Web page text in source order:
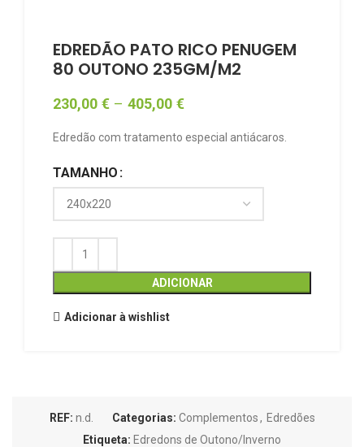
EDREDÃO PATO RICO PENUGEM
80 OUTONO 235GM/M2
230,00 € – 405,00 €
Edredão com tratamento especial antiácaros.
TAMANHO
ADICIONAR
Adicionar à wishlist
REF: n.d. Categorias: Complementos, Edredões
Etiqueta: Edredons de Outono/Inverno